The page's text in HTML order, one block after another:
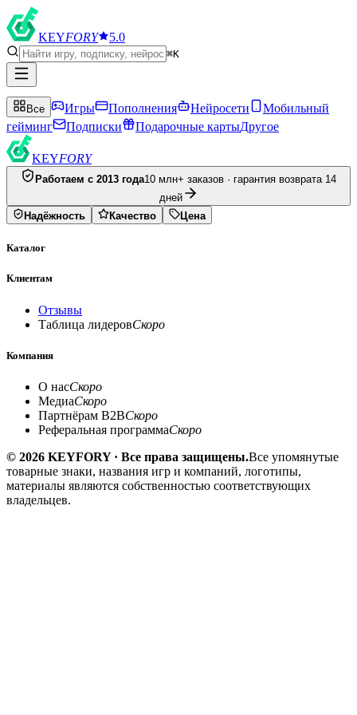
KEYFORY 5.0
⌘K
Все Игры Пополнения Нейросети
Мобильный
гейминг
Подписки Подарочные картыДругое
KEYFORY
Работаем с 2013 года10 млн+ заказов · гарантия возврата 14
дней
Надёжность
Качество Цена
Каталог
Клиентам
Отзывы
Таблица лидеровСкоро
Компания
О насСкоро
МедиаСкоро
Партнёрам B2BСкоро
Реферальная программаСкоро
© 2026 KEYFORY · Все права защищены.Все упомянутые
товарные знаки, названия игр и компаний, логотипы,
материалы являются собственностью соответствующих
владельцев.